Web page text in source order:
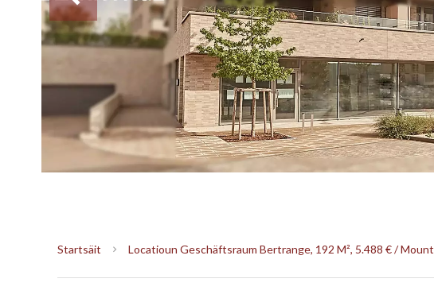
Startsäit Locatioun Geschäftsraum Bertrange, 192 M², 5.488 € / Mount